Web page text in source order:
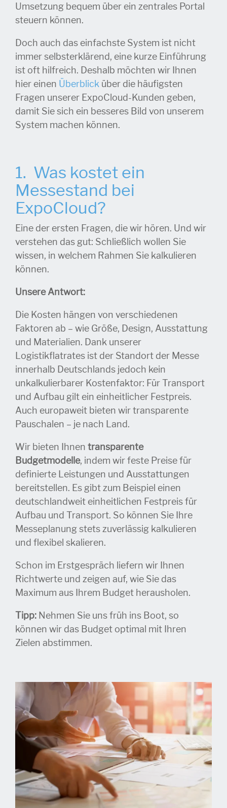
Umsetzung bequem über ein zentrales Portal
steuern können.
Doch auch das einfachste System ist nicht
immer selbsterklärend, eine kurze Einführung
ist oft hilfreich. Deshalb möchten wir Ihnen
hier einen Überblick über die häufigsten
Fragen unserer ExpoCloud-Kunden geben,
damit Sie sich ein besseres Bild von unserem
System machen können.
1. Was kostet ein
Messestand bei
ExpoCloud?
Eine der ersten Fragen, die wir hören. Und wir
verstehen das gut: Schließlich wollen Sie
wissen, in welchem Rahmen Sie kalkulieren
können.
Unsere Antwort:
Die Kosten hängen von verschiedenen
Faktoren ab – wie Größe, Design, Ausstattung
und Materialien. Dank unserer
Logistikflatrates ist der Standort der Messe
innerhalb Deutschlands jedoch kein
unkalkulierbarer Kostenfaktor: Für Transport
und Aufbau gilt ein einheitlicher Festpreis.
Auch europaweit bieten wir transparente
Pauschalen – je nach Land.
Wir bieten Ihnen transparente
Budgetmodelle, indem wir feste Preise für
definierte Leistungen und Ausstattungen
bereitstellen. Es gibt zum Beispiel einen
deutschlandweit einheitlichen Festpreis für
Aufbau und Transport. So können Sie Ihre
Messeplanung stets zuverlässig kalkulieren
und flexibel skalieren.
Schon im Erstgespräch liefern wir Ihnen
Richtwerte und zeigen auf, wie Sie das
Maximum aus Ihrem Budget herausholen.
Tipp: Nehmen Sie uns früh ins Boot, so
können wir das Budget optimal mit Ihren
Zielen abstimmen.